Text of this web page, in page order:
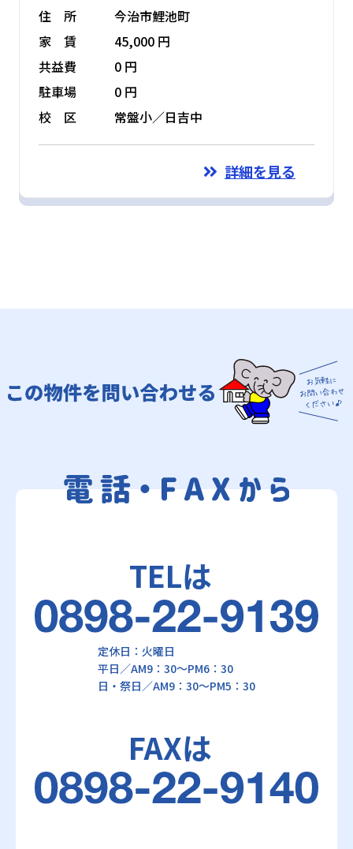
住 所
今治市鯉池町
家 賃
45,000 円
共益費
0 円
駐車場
0 円
校 区
常盤小／日吉中
詳細を見る
TELは
定休日：火曜日
平日／AM9：30～PM6：30
日・祭日／AM9：30～PM5：30
FAXは